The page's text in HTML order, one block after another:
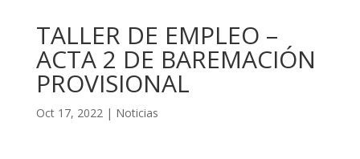
TALLER DE EMPLEO –
ACTA 2 DE BAREMACIÓN
PROVISIONAL
Oct 17, 2022| Noticias